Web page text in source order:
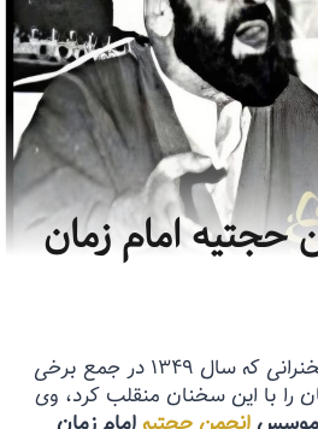
امام زمان
شيخ محمود حلبى در سخنرانى كه سال ۱۳۴۹ در جمع برخى
را با اين سخنان منقلب كرد، وى